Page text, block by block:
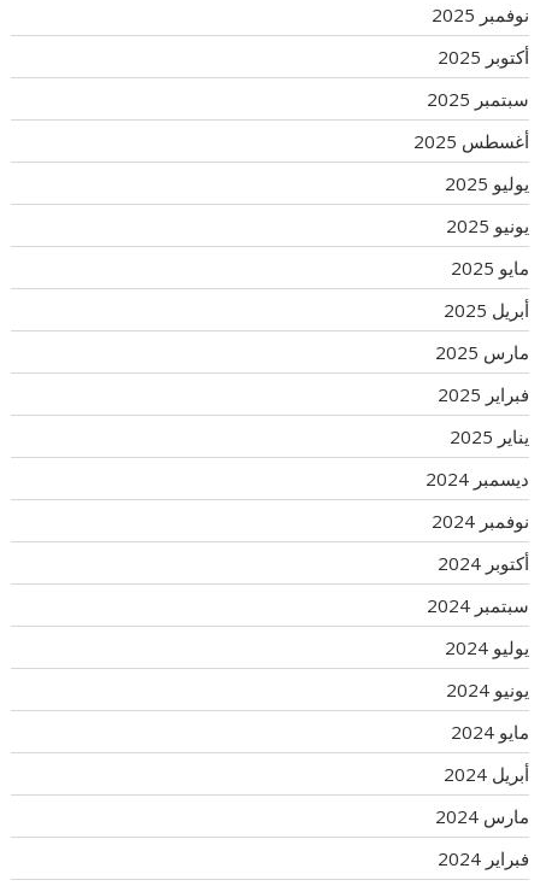
نوفمبر 2025
أكتوبر 2025
سبتمبر 2025
أغسطس 2025
يوليو 2025
يونيو 2025
مايو 2025
أبريل 2025
مارس 2025
فبراير 2025
يناير 2025
ديسمبر 2024
نوفمبر 2024
أكتوبر 2024
سبتمبر 2024
يوليو 2024
يونيو 2024
مايو 2024
أبريل 2024
مارس 2024
فبراير 2024